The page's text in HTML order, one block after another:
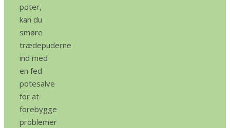
poter,
kan du
smøre
trædepuderne
ind med
en fed
potesalve
for at
forebygge
problemer